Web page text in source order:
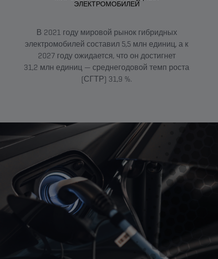
ЭЛЕКТРОМОБИЛЕЙ
В 2021 году мировой рынок гибридных
электромобилей составил 5,5 млн единиц, а к
2027 году ожидается, что он достигнет
31,2 млн единиц — среднегодовой темп роста
(СГТР) 31,9 %.